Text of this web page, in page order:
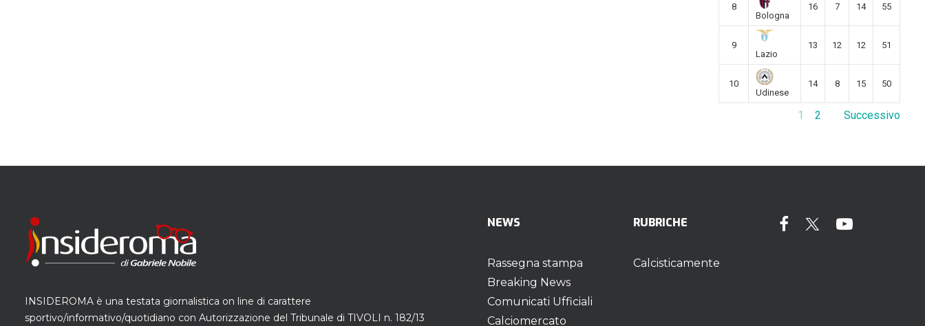
8
Bologna
16 7 14 55
9
Lazio
13 12 12 51
10
Udinese
14 8 15 50
1 2 Successivo
INSIDEROMA è una testata giornalistica on line di carattere
sportivo/informativo/quotidiano con Autorizzazione del Tribunale di TIVOLI n. 182/13
NEWS
Rassegna stampa
Breaking News
Comunicati Ufficiali
Calciomercato
RUBRICHE
Calcisticamente